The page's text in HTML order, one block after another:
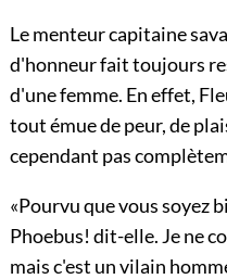
Le menteur capitaine
d'honneur fait toujours
d'une femme. En effet,
tout émue de peur, de
cependant pas
«Pourvu que vous soyez
Phoebus! dit-elle. Je ne
mais c'est un vilain